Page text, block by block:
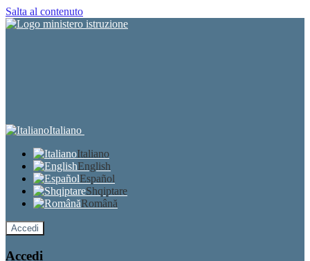
Salta al contenuto
Italiano
Italiano
English
Español
Shqiptare
Română
Accedi
Accedi